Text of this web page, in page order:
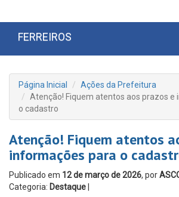
FERREIROS
Página Inicial
Ações da Prefeitura
Atenção! Fiquem atentos aos prazos e
o cadastro
Atenção! Fiquem atentos
informações para o
Publicado em 12 de março de 2026, por
Categoria: Destaque